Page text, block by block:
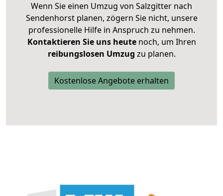
Wenn Sie einen Umzug von Salzgitter nach
Sendenhorst planen, zögern Sie nicht, unsere
professionelle Hilfe in Anspruch zu nehmen.
Kontaktieren Sie uns heutenoch, um Ihren
reibungslosen Umzug zu planen.
Kostenlose Angebote erhalten